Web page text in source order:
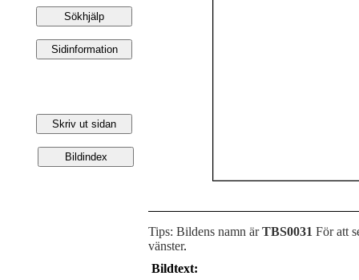
Tips: Bildens namn ärTBS0031 För att
vänster.
Bildtext: